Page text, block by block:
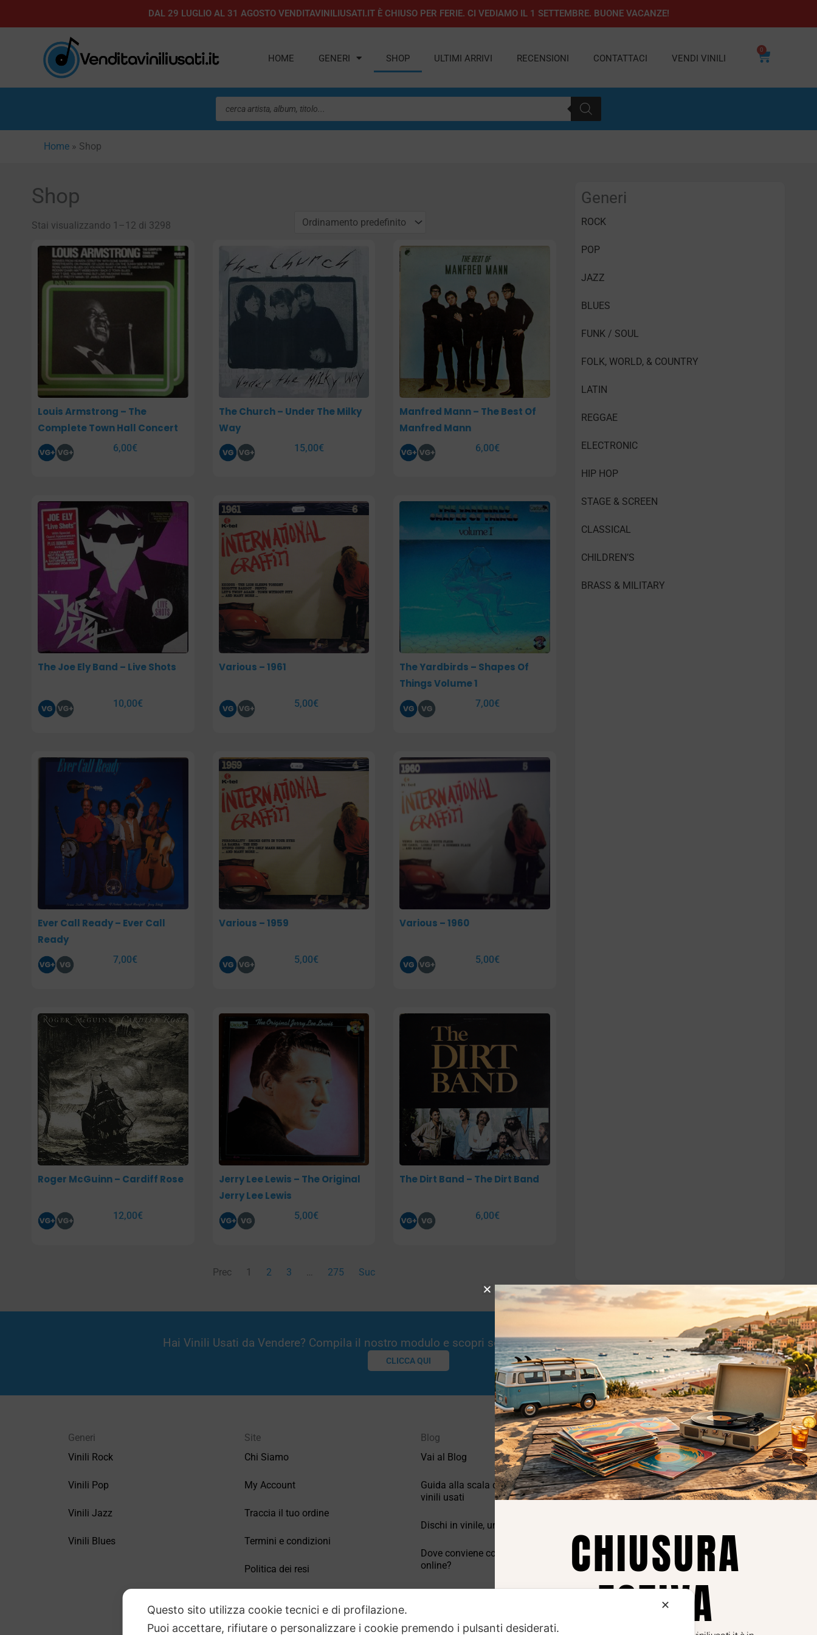
al
DAL 29 LUGLIO AL 31 AGOSTO VENDITAVINILIUSATI.IT È CHIUSO PER FERIE. CI VEDIAMO IL 1 SETTEMBRE. BUONE VACANZE!
HOME GENERI SHOP ULTIMI ARRIVI RECENSIONI CONTATTACI VENDI VINILI
0
Carrello
Ricerca
prodotti
Home » Shop
Shop
Stai visualizzando 1–12 di 3298
Louis Armstrong – The
Complete Town Hall Concert
6,00€
The Church – Under The Milky
Way
15,00€
Manfred Mann – The Best Of
Manfred Mann
6,00€
The Joe Ely Band – Live Shots
10,00€
Various – 1961
5,00€
The Yardbirds – Shapes Of
Things Volume 1
7,00€
Ever Call Ready – Ever Call
Ready
7,00€
Various – 1959
5,00€
Various – 1960
5,00€
Roger McGuinn – Cardiff Rose
12,00€
Jerry Lee Lewis – The Original
Jerry Lee Lewis
5,00€
The Dirt Band – The Dirt Band
6,00€
Prec 1 2 3
Pagina
275 Suc
Generi
ROCK
POP
JAZZ
BLUES
FUNK / SOUL
FOLK, WORLD, & COUNTRY
LATIN
REGGAE
ELECTRONIC
HIP HOP
STAGE & SCREEN
CLASSICAL
CHILDREN’S
BRASS & MILITARY
Hai Vinili Usati da Vendere? Compila il nostro modulo e scopri se potremmo essere interessati!
CLICCA QUI
Generi
Vinili Rock
Vinili Pop
Vinili Jazz
Vinili Blues
Site
Chi Siamo
My Account
Traccia il tuo ordine
Termini e condizioni
Politica dei resi
Blog
Vai al Blog
Guida alla scala di valutazione dei
vinili usati
Dischi in vinile, un po’ di storia.
Dove conviene comprare vinili
online?
Privacy
Privacy Policy
Cookie Policy (UE)
✕
Questo sito utilizza cookie tecnici e di profilazione.
Puoi accettare, rifiutare o personalizzare i cookie premendo i pulsanti desiderati.
CHIUSURA
ESTIVA